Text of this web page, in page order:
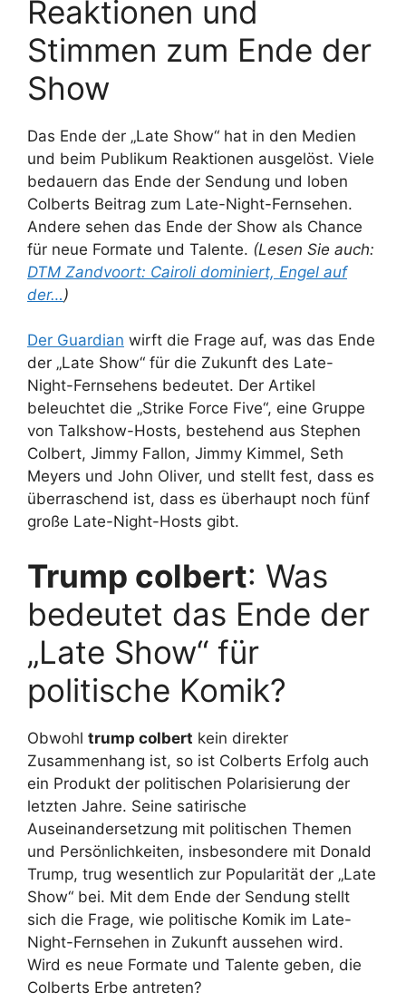
Reaktionen und
Stimmen zum Ende der
Show
Das Ende der „Late Show“ hat in den Medien
und beim Publikum Reaktionen ausgelöst. Viele
bedauern das Ende der Sendung und loben
Colberts Beitrag zum Late-Night-Fernsehen.
Andere sehen das Ende der Show als Chance
für neue Formate und Talente. (Lesen Sie auch:
DTM Zandvoort: Cairoli dominiert, Engel auf
der…)
Der Guardian wirft die Frage auf, was das Ende
der „Late Show“ für die Zukunft des Late-
Night-Fernsehens bedeutet. Der Artikel
beleuchtet die „Strike Force Five“, eine Gruppe
von Talkshow-Hosts, bestehend aus Stephen
Colbert, Jimmy Fallon, Jimmy Kimmel, Seth
Meyers und John Oliver, und stellt fest, dass es
überraschend ist, dass es überhaupt noch fünf
große Late-Night-Hosts gibt.
Trump colbert: Was
bedeutet das Ende der
„Late Show“ für
politische Komik?
Obwohl trump colbert kein direkter
Zusammenhang ist, so ist Colberts Erfolg auch
ein Produkt der politischen Polarisierung der
letzten Jahre. Seine satirische
Auseinandersetzung mit politischen Themen
und Persönlichkeiten, insbesondere mit Donald
Trump, trug wesentlich zur Popularität der „Late
Show“ bei. Mit dem Ende der Sendung stellt
sich die Frage, wie politische Komik im Late-
Night-Fernsehen in Zukunft aussehen wird.
Wird es neue Formate und Talente geben, die
Colberts Erbe antreten?